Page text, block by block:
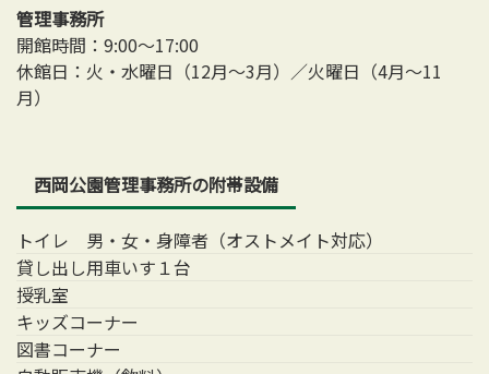
管理事務所
開館時間：9:00～17:00
休館日：火・水曜日（12月～3月）／火曜日（4月～11
月）
西岡公園管理事務所の附帯設備
トイレ 男・女・身障者（オストメイト対応）
貸し出し用車いす１台
授乳室
キッズコーナー
図書コーナー